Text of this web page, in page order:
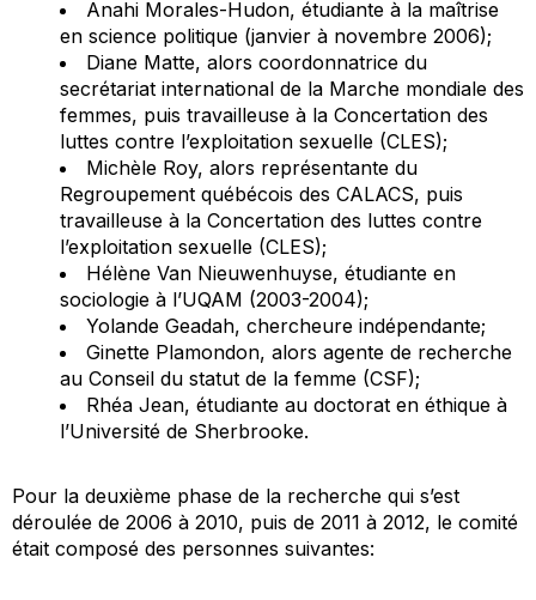
Anahi Morales-Hudon, étudiante à la maîtrise
en science politique (janvier à novembre 2006);
Diane Matte, alors coordonnatrice du
secrétariat international de la Marche mondiale des
femmes, puis travailleuse à la Concertation des
luttes contre l’exploitation sexuelle (CLES);
Michèle Roy, alors représentante du
Regroupement québécois des CALACS, puis
travailleuse à la Concertation des luttes contre
l’exploitation sexuelle (CLES);
Hélène Van Nieuwenhuyse, étudiante en
sociologie à l’UQAM (2003-2004);
Yolande Geadah, chercheure indépendante;
Ginette Plamondon, alors agente de recherche
au Conseil du statut de la femme (CSF);
Rhéa Jean, étudiante au doctorat en éthique à
l’Université de Sherbrooke.
Pour la deuxième phase de la recherche qui s’est
déroulée de 2006 à 2010, puis de 2011 à 2012, le comité
était composé des personnes suivantes: